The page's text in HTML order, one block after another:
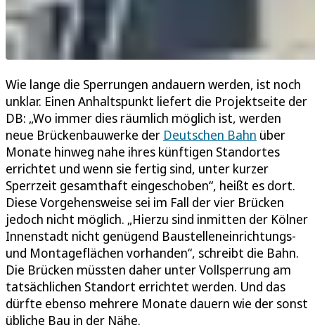
Wie lange die Sperrungen andauern werden, ist noch
unklar. Einen Anhaltspunkt liefert die Projektseite der
DB: „Wo immer dies räumlich möglich ist, werden
neue Brückenbauwerke der Deutschen Bahn über
Monate hinweg nahe ihres künftigen Standortes
errichtet und wenn sie fertig sind, unter kurzer
Sperrzeit gesamthaft eingeschoben“, heißt es dort.
Diese Vorgehensweise sei im Fall der vier Brücken
jedoch nicht möglich. „Hierzu sind inmitten der Kölner
Innenstadt nicht genügend Baustelleneinrichtungs-
und Montageflächen vorhanden“, schreibt die Bahn.
Die Brücken müssten daher unter Vollsperrung am
tatsächlichen Standort errichtet werden. Und das
dürfte ebenso mehrere Monate dauern wie der sonst
übliche Bau in der Nähe.